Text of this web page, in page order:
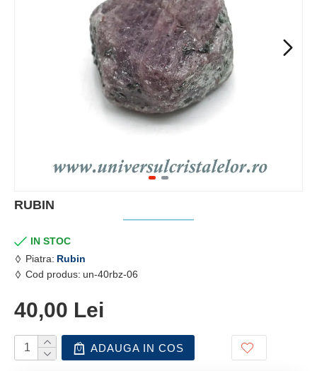
RUBIN
IN STOC
Piatra: Rubin
Cod produs: un-40rbz-06
40,00 Lei
ADAUGA IN COS